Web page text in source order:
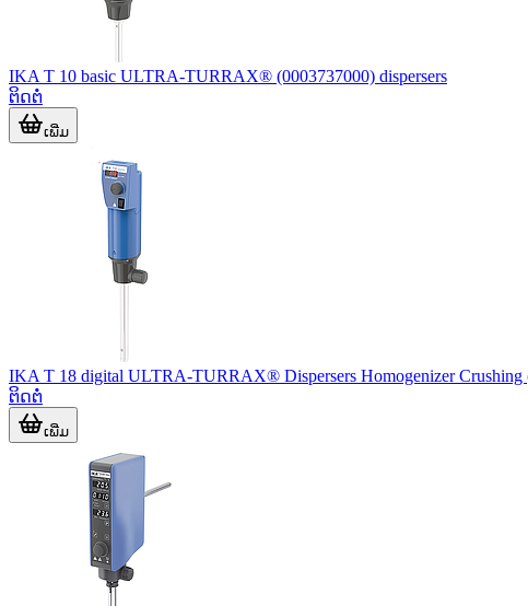
IKA T 10 basic ULTRA-TURRAX® (0003737000) dispersers
ຕິດຕໍ່
ເພີ່ມ
IKA T 18 digital ULTRA-TURRAX® Dispersers Homogenizer Crushing
ຕິດຕໍ່
ເພີ່ມ